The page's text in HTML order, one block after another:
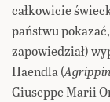
całkowicie
państwu
zapowiedział)
Haendla (
Giuseppe Marii